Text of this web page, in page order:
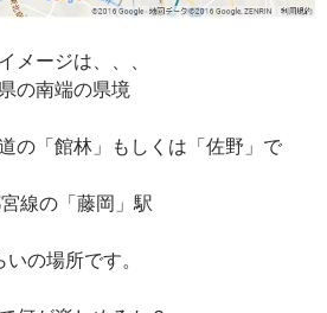
メージは、、、
の南端の県境
の「館林」もしくは「佐野」で
線の「藤岡」駅
の場所です。